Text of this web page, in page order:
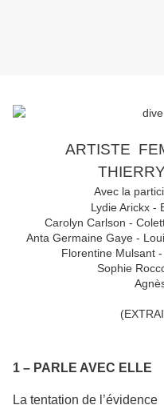
ARTISTE
THIERRY
Avec la
Lydie Arickx -
Carolyn Carlson -
Anta Germaine Gaye -
Florentine Mulsant
Sophie
1 – PARLE AVEC ELLE
La tentation de l’évidence